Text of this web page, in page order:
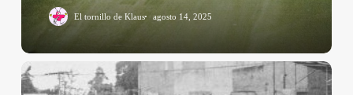
El tornillo de Klaus agosto 14, 2025
Roma:
entre